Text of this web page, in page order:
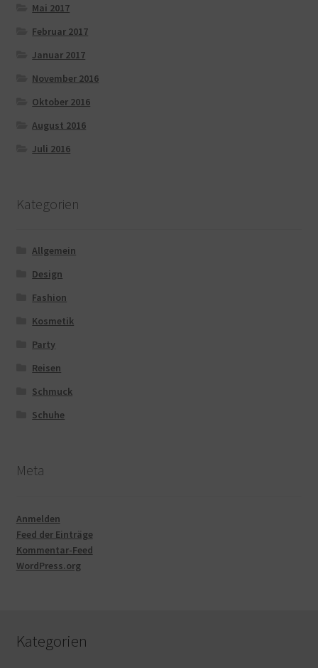
Mai 2017
Februar 2017
Januar 2017
November 2016
Oktober 2016
August 2016
Juli 2016
Kategorien
Allgemein
Design
Fashion
Kosmetik
Party
Reisen
Schmuck
Schuhe
Meta
Anmelden
Feed der Einträge
Kommentar-Feed
WordPress.org
Kategorien